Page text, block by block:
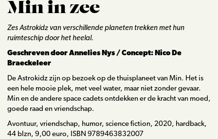
Min in zee
Zes Astrokidz van verschillende planeten trekken met hun
ruimteschip door het heelal.
Geschreven door Annelies Nys / Concept: Nico De
Braeckeleer
De Astrokidz zijn op bezoek op de thuisplaneet van Min. Het is
een hele mooie plek, met veel water, maar niet zonder gevaar.
Min en de andere space cadets ontdekken er de kracht van moed,
goede raad en vriendschap.
Avontuur, vriendschap, humor, science fiction, 2020, hardback,
44 blzn, 9,00 euro, ISBN 9789463832007